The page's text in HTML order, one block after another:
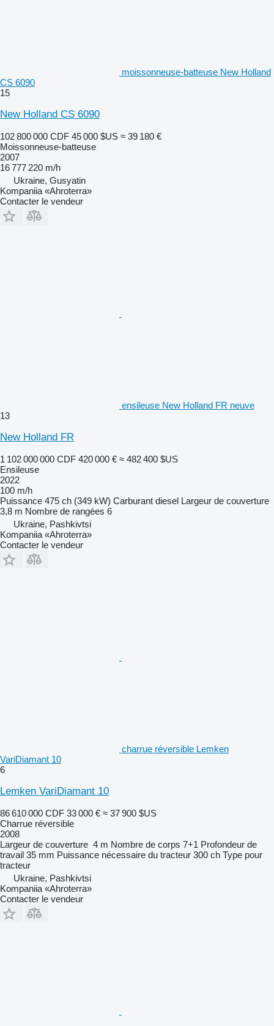
moissonneuse-batteuse New Holland
CS 6090
15
New Holland CS 6090
102 800 000 CDF 45 000 $US ≈ 39 180 €
Moissonneuse-batteuse
2007
16 777 220 m/h
Ukraine, Gusyatin
Kompaniia «Ahroterra»
Contacter le vendeur
ensileuse New Holland FR neuve
13
New Holland FR
1 102 000 000 CDF 420 000 € ≈ 482 400 $US
Ensileuse
2022
100 m/h
Puissance 475 ch (349 kW) Carburant diesel Largeur de couverture
3,8 m Nombre de rangées 6
Ukraine, Pashkivtsi
Kompaniia «Ahroterra»
Contacter le vendeur
charrue réversible Lemken
VariDiamant 10
6
Lemken VariDiamant 10
86 610 000 CDF 33 000 € ≈ 37 900 $US
Charrue réversible
2008
Largeur de couverture 4 m Nombre de corps 7+1 Profondeur de
travail 35 mm Puissance nécessaire du tracteur 300 ch Type pour
tracteur
Ukraine, Pashkivtsi
Kompaniia «Ahroterra»
Contacter le vendeur